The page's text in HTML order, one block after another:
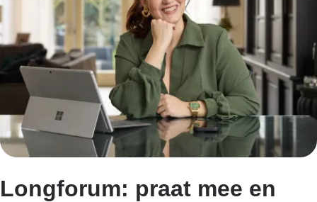
Longforum: praat mee en